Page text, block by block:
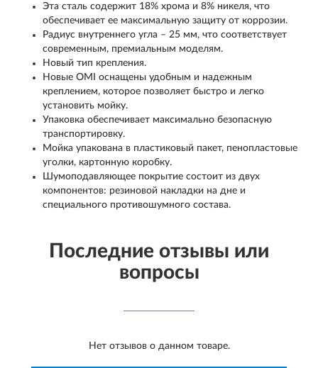
Эта сталь содержит 18% хрома и 8% никеля, что
обеспечивает ее максимальную защиту от коррозии.
Радиус внутреннего угла – 25 мм, что соответствует
современным, премиальным моделям.
Новый тип крепления.
Новые OMI оснащены удобным и надежным
креплением, которое позволяет быстро и легко
установить мойку.
Упаковка обеспечивает максимально безопасную
транспортировку.
Мойка упакована в пластиковый пакет, пенопластовые
уголки, картонную коробку.
Шумоподавляющее покрытие состоит из двух
компонентов: резиновой накладки на дне и
специального противошумного состава.
Последние отзывы или
вопросы
Нет отзывов о данном товаре.